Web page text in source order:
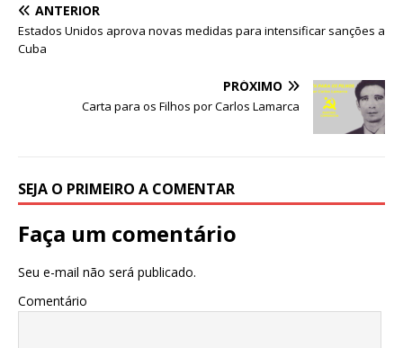
b
o
k
r A
p
ANTERIOR
Estados Unidos aprova novas medidas para intensificar sanções a
Cuba
PRÓXIMO
Carta para os Filhos por Carlos Lamarca
SEJA O PRIMEIRO A COMENTAR
Faça um comentário
Seu e-mail não será publicado.
Comentário